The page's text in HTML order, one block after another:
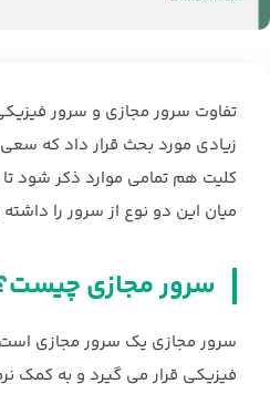
تفاوت سرور مجازی و سرور فیزیکی
زیادی مورد بحث قرار داد که
کلیت هم تمامی موارد ذکر شود
میان این دو نوع از سرور را
سرور مجازی
سرور مجازی یک سرور مجازی
فیزیکی قرار می گیرد و به کمک